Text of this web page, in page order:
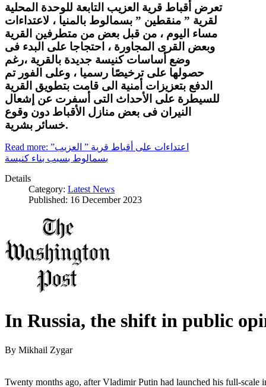
تعرض أقباط قرية العزيب التابعة للوحدة المحلية
لقرية ” منقطين ” بسمالوط بالمنيا ، لاعتداءات
مساء اليوم ، من قبل بعض من متطرفين القرية
وبعض القرى المجاورة ، احتجاجا على البدء فى
وضع أساسات كنيسة جديدة بالقرية ،رغم
حصولها على ترخيصًا رسميا ، وعلى الفور تم
الدفع بتعزيزات أمنية الى قامت بتطويق القرية
للسيطرة على الأحداث التى أسفرت عن إشعال
النيران فى بعض منازل الأقباط دون وقوع
خسائر بشرية.
Read more: اعتداءات على أقباط قرية ” العزيب”
بسمالوط بسبب بناء كنيسة
Details
Category: Latest News
Published: 16 December 2023
In Russia, the shift in public
By Mikhail Zygar
Twenty months ago, after Vladimir Putin had launched his full-